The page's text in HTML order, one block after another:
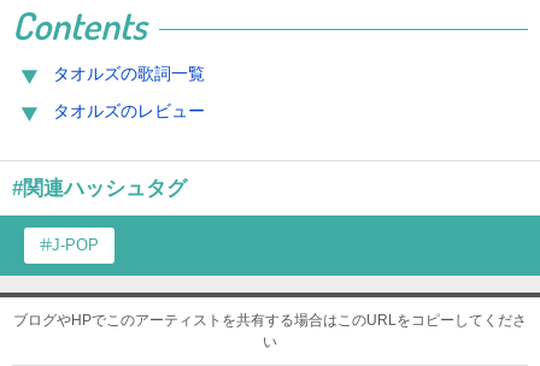
Contents
タオルズの歌詞一覧
タオルズのレビュー
#関連ハッシュタグ
J-POP
ブログやHPでこのアーティストを共有する場合はこのURLをコピーしてくださ
い